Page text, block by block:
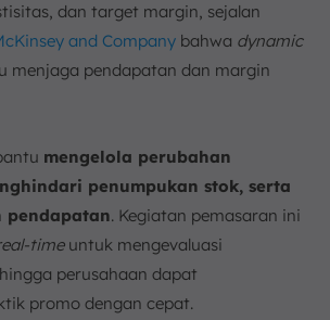
dan target margin, sejalan
and Company bahwa dynamic
menjaga pendapatan dan margin
mengelola perubahan
penumpukan stok, serta
pendapatan. Kegiatan pemasaran ini
timeuntuk mengevaluasi
perusahaan dapat
promo dengan cepat.